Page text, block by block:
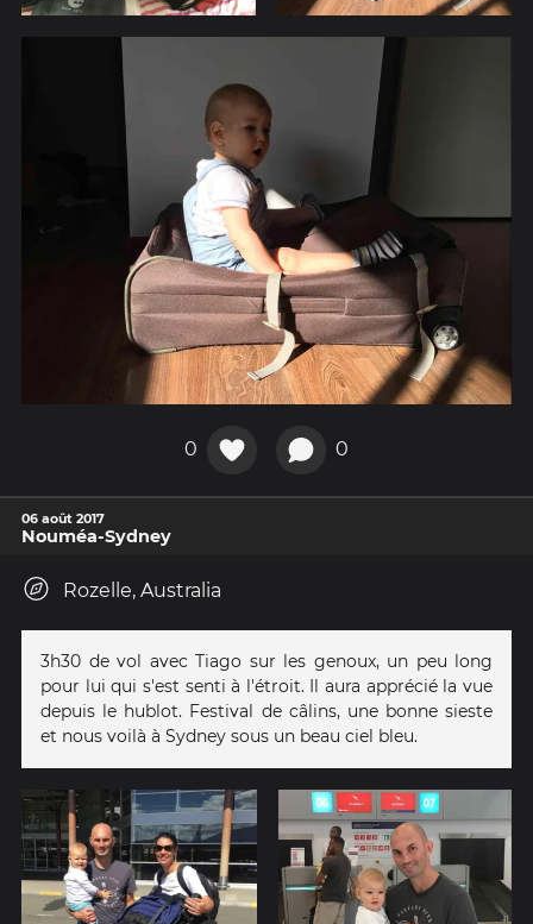
0 0
06 août 2017
Nouméa-Sydney
Rozelle, Australia
3h30 de vol avec Tiago sur les genoux, un peu long
pour lui qui s'est senti à l'étroit. Il aura apprécié la vue
depuis le hublot. Festival de câlins, une bonne sieste
et nous voilà à Sydney sous un beau ciel bleu.